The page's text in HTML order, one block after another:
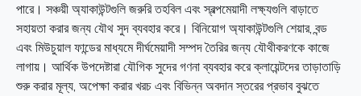
পারে। সঞ্চয়ী অ্যাকাউন্টগুলি জরুরি তহবিল এবং স্বল্পমেয়াদী লক্ষ্যগুলি বাড়াতে
সহায়তা করার জন্য যৌথ সুদ ব্যবহার করে। বিনিয়োগ অ্যাকাউন্টগুলি শেয়ার, বন্ড
এবং মিউচুয়াল ফান্ডের মাধ্যমে দীর্ঘমেয়াদী সম্পদ তৈরির জন্য যৌথীকরণকে কাজে
লাগায়। আর্থিক উপদেষ্টারা যৌগিক সুদের গণনা ব্যবহার করে ক্লায়েন্টদের তাড়াতাড়ি
শুরু করার মূল্য, অপেক্ষা করার খরচ এবং বিভিন্ন অবদান স্তরের প্রভাব বুঝতে